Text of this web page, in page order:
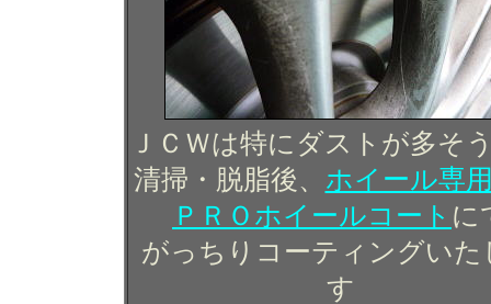
ＪＣＷは特にダストが多そ
清掃・脱脂後、 ホイール専
ＰＲＯホイールコート に
がっちりコーティングいた
す